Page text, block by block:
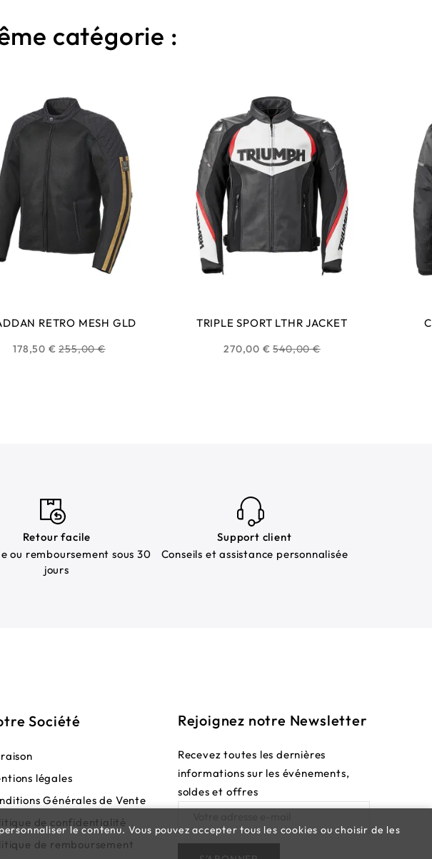
catégorie :
RETRO MESH GLD
178,50 € Prix
255,00 €
TRIPLE SPORT LTHR JACKET
270,00 € Prix
540,00 €
Retour facile
ou remboursement sous 30
jours
Support client
Conseils et assistance personnalisée
Société
légales
Générales de Vente
de confidentialité
de remboursement
le contenu. Vous pouvez accepter tous les cookies ou choisir de les
Rejoignez notre Newsletter
Recevez toutes les dernières
informations sur les événements,
soldes et offres